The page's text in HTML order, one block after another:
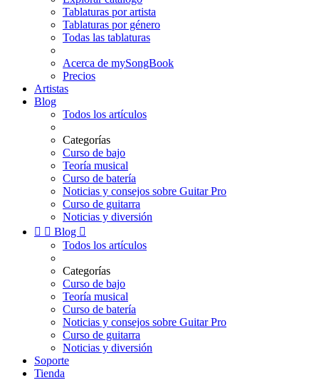
Tablaturas por artista
Tablaturas por género
Todas las tablaturas
Acerca de mySongBook
Precios
Artistas
Blog
Todos los artículos
Categorías
Curso de bajo
Teoría musical
Curso de batería
Noticias y consejos sobre Guitar Pro
Curso de guitarra
Noticias y diversión
  Blog 
Todos los artículos
Categorías
Curso de bajo
Teoría musical
Curso de batería
Noticias y consejos sobre Guitar Pro
Curso de guitarra
Noticias y diversión
Soporte
Tienda